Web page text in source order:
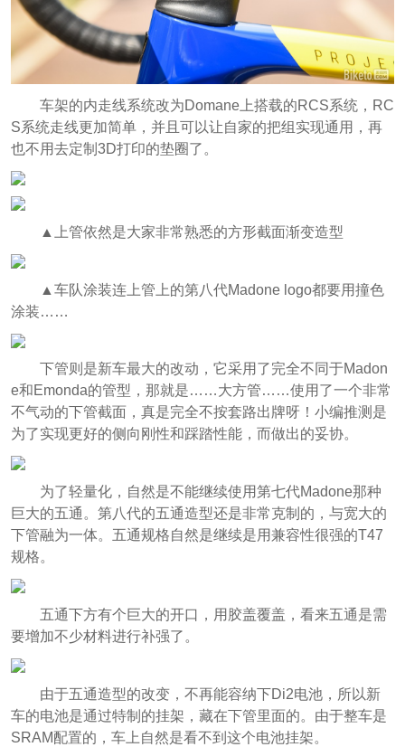
车架的内走线系统改为Domane上搭载的RCS系统，RC
S系统走线更加简单，并且可以让自家的把组实现通用，再
也不用去定制3D打印的垫圈了。
▲上管依然是大家非常熟悉的方形截面渐变造型
▲车队涂装连上管上的第八代Madone logo都要用撞色
涂装……
下管则是新车最大的改动，它采用了完全不同于Madon
e和Emonda的管型，那就是……大方管……使用了一个非常
不气动的下管截面，真是完全不按套路出牌呀！小编推测是
为了实现更好的侧向刚性和踩踏性能，而做出的妥协。
为了轻量化，自然是不能继续使用第七代Madone那种
巨大的五通。第八代的五通造型还是非常克制的，与宽大的
下管融为一体。五通规格自然是继续是用兼容性很强的T47
规格。
五通下方有个巨大的开口，用胶盖覆盖，看来五通是需
要增加不少材料进行补强了。
由于五通造型的改变，不再能容纳下Di2电池，所以新
车的电池是通过特制的挂架，藏在下管里面的。由于整车是
SRAM配置的，车上自然是看不到这个电池挂架。